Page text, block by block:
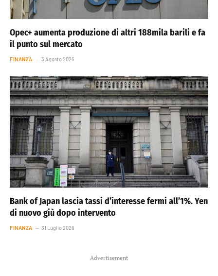
Opec+ aumenta produzione di altri 188mila barili e fa
il punto sul mercato
FINANZA 3 Agosto 2026
Bank of Japan lascia tassi d’interesse fermi all’1%. Yen
di nuovo giù dopo intervento
FINANZA 31 Luglio 2026
Advertisement